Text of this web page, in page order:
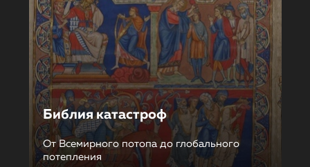
Библия катастроф
От Всемирного потопа до глобального
потепления